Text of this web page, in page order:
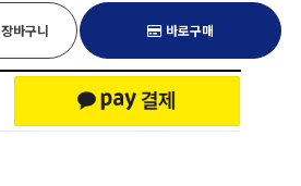
장바구니 바로구매